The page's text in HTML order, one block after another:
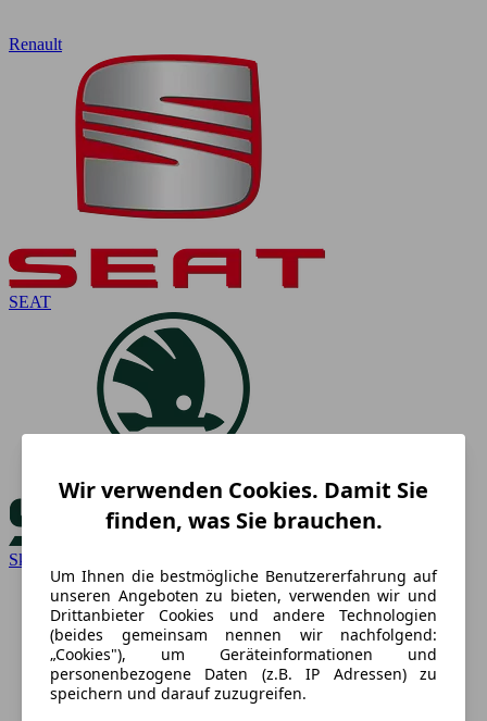
Renault
SEAT
Skoda
Wir verwenden Cookies. Damit Sie
finden, was Sie brauchen.
Um Ihnen die bestmögliche Benutzererfahrung auf
unseren Angeboten zu bieten, verwenden wir und
Drittanbieter Cookies und andere Technologien
(beides gemeinsam nennen wir nachfolgend:
„Cookies"), um Geräteinformationen und
personenbezogene Daten (z.B. IP Adressen) zu
speichern und darauf zuzugreifen.